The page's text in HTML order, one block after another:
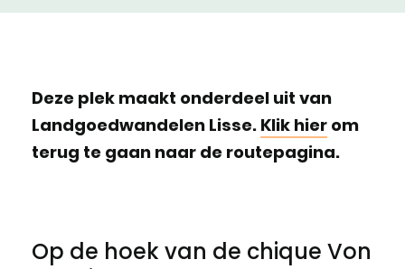
Deze plek maakt onderdeel uit van
Landgoedwandelen Lisse. Klik hier om
terug te gaan naar de routepagina.
Op de hoek van de chique Von